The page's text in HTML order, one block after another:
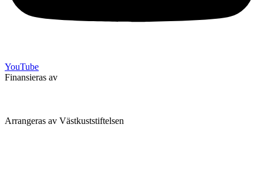
YouTube
Finansieras av
Arrangeras av Västkuststiftelsen